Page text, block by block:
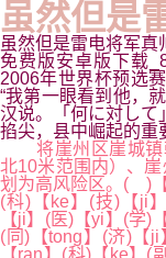
虽然但是
虽然但是雷电将军真
免费版安卓版下
2006年世界杯预选
“我第一眼看到他，
汉说。「何に対して
掐尖，县中崛起的重
将崖州区崖城镇
北10米范围内）、
划为高风险区。( )
(科)【ke】(技)【ji
【ji】(医)【yi】(学)
(同)【tong】(济)【
【ran】(科)【ke】(